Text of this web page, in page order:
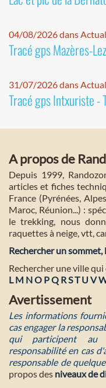
04/08/2026 dans
Tracé gps Mazères-
31/07/2026 dans
Tracé gps Intxuriste -
A propos de
Depuis 1999,
articles et fiches
France (Pyrénées,
Maroc, Réunion...) :
le trekking, nous
raquettes à neige, vtt,
Rechercher un sommet,
Rechercher une ville qui
L M NO PQ RST U V
Avertissement
Les informations
cas engager la
qui participent au
responsabilité en cas
responsable de
propos des niveaux de